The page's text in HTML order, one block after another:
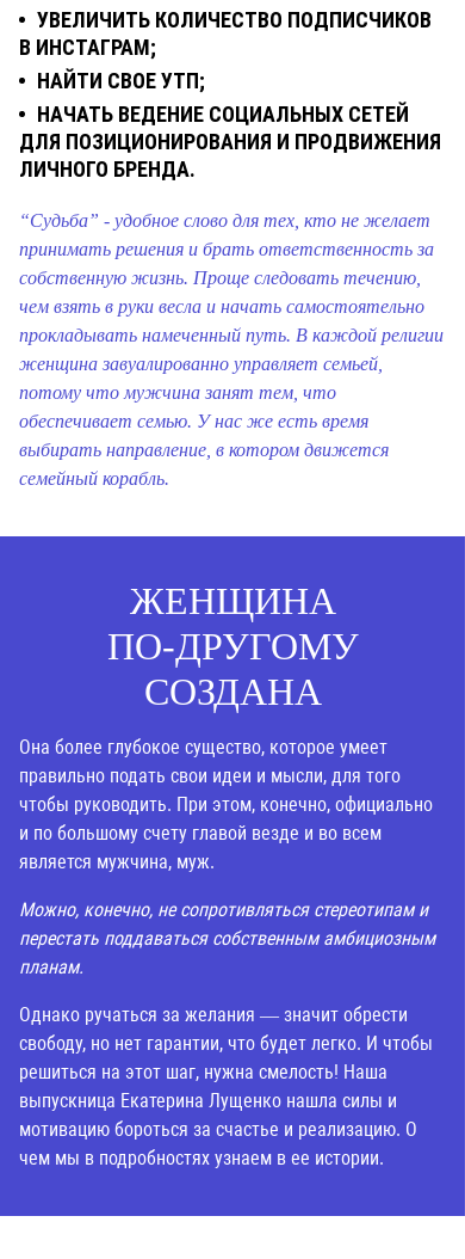
УВЕЛИЧИТЬ КОЛИЧЕСТВО ПОДПИСЧИКОВ
В ИНСТАГРАМ;
НАЙТИ СВОЕ УТП;
НАЧАТЬ ВЕДЕНИЕ СОЦИАЛЬНЫХ СЕТЕЙ
ДЛЯ ПОЗИЦИОНИРОВАНИЯ И ПРОДВИЖЕНИЯ
ЛИЧНОГО БРЕНДА.
“Судьба” - удобное слово для тех, кто не желает
принимать решения и брать ответственность за
собственную жизнь. Проще следовать течению,
чем взять в руки весла и начать самостоятельно
прокладывать намеченный путь. В каждой религии
женщина завуалированно управляет семьей,
потому что мужчина занят тем, что
обеспечивает семью. У нас же есть время
выбирать направление, в котором движется
семейный корабль.
ЖЕНЩИНА
ПО‑ДРУГОМУ
СОЗДАНА
Она более глубокое существо, которое умеет
правильно подать свои идеи и мысли, для того
чтобы руководить. При этом, конечно, официально
и по большому счету главой везде и во всем
является мужчина, муж.
Можно, конечно, не сопротивляться стереотипам и
перестать поддаваться собственным амбициозным
планам.
Однако ручаться за желания — значит обрести
свободу, но нет гарантии, что будет легко. И чтобы
решиться на этот шаг, нужна смелость! Наша
выпускница Екатерина Лущенко нашла силы и
мотивацию бороться за счастье и реализацию. О
чем мы в подробностях узнаем в ее истории.